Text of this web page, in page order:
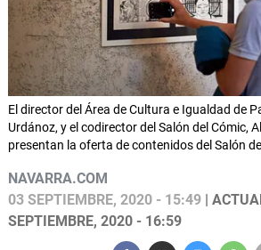
El director del Área de Cultura e Igualdad de
Urdánoz, y el codirector del Salón del Cómic,
presentan la oferta de contenidos del Salón
NAVARRA.COM
03 SEPTIEMBRE, 2020 - 15:49 |
SEPTIEMBRE, 2020 - 16:59